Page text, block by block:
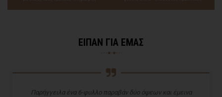
ΕΙΠΑΝ ΓΙΑ ΕΜΑΣ
Παρήγγειλα ένα 6-φυλλο παραβάν δύο όψεων και έμεινα